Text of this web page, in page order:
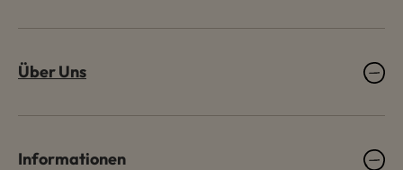
Über Uns
Informationen